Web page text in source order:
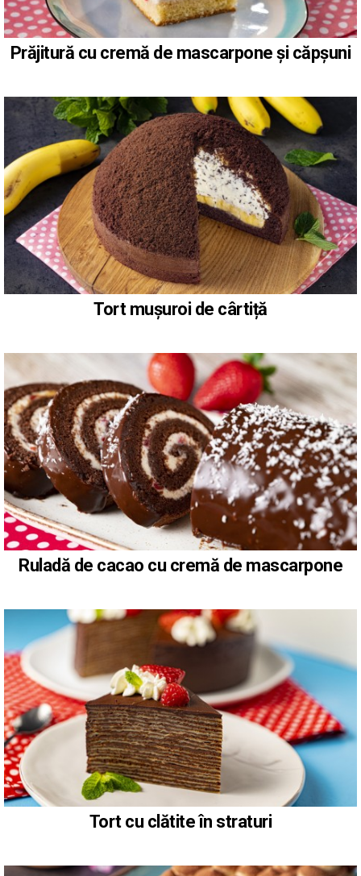
Prăjitură cu cremă de mascarpone și căpșuni
Tort mușuroi de cârtiță
Ruladă de cacao cu cremă de mascarpone
Tort cu clătite în straturi